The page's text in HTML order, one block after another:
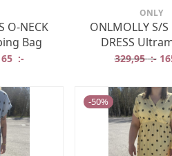
.
.
O-NECK
Bag
ursprungliga priset var: 329,95 :-.
:-Det nuvarande priset är: 165 :-.
ONLY
ONLMOLLY S/S
DRESS
329,95:-
-50%